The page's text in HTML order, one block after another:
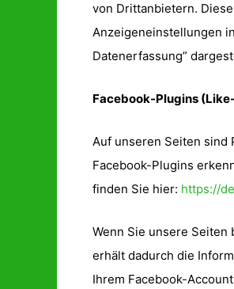
von Drittanbietern.
Anzeigeneinstellungen
Datenerfassung”
Facebook-Plugins
Auf unseren Seiten sind
Facebook-Plugins
finden Sie hier: https://
Wenn Sie unsere
erhält dadurch die
Ihrem Facebook-